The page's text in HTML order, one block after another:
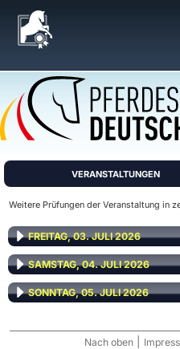
VERANSTALTUNGEN
Weitere Prüfungen der Veranstaltung in
FREITAG, 03. JULI 2026
SAMSTAG, 04. JULI 2026
SONNTAG, 05. JULI 2026
Nach oben